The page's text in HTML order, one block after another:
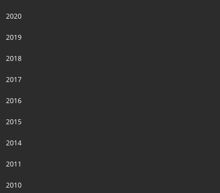
2020
2019
2018
2017
2016
2015
2014
2011
2010